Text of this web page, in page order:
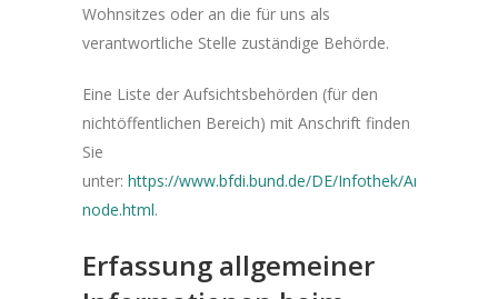
Wohnsitzes oder an die für uns als
verantwortliche Stelle zuständige Behörde.
Eine Liste der Aufsichtsbehörden (für den
nichtöffentlichen Bereich) mit Anschrift finden
Sie
unter: https://www.bfdi.bund.de/DE/Infothek/
node.html.
Erfassung allgemeiner